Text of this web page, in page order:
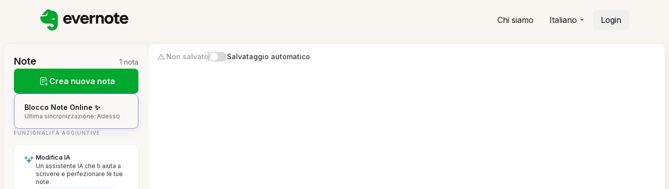
Chi siamo Italiano Login
Note 1 nota
Crea nuova nota
Blocco Note Online ✨
Ultima sincronizzazione: Adesso
FUNZIONALITÀ AGGIUNTIVE
Modifica IA
Un assistente IA che ti aiuta a
scrivere e perfezionare le tue
note.
Non salvato Salvataggio automatico